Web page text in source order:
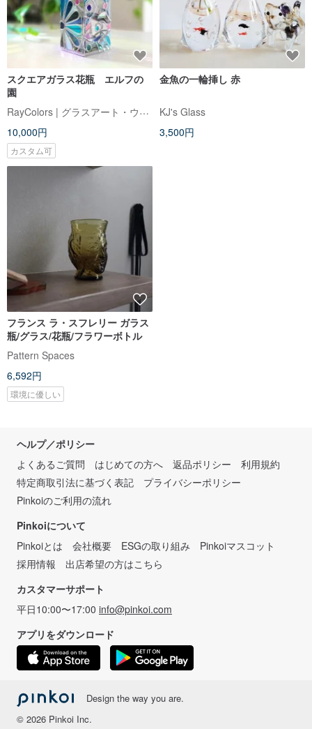
スクエアガラス花瓶 エルフの
園
RayColors | グラスアート・ウインドウアート工房
10,000円
カスタム可
金魚の一輪挿し 赤
KJ's Glass
3,500円
フランス ラ・スフレリー ガラス
瓶/グラス/花瓶/フラワーボトル
Pattern Spaces
6,592円
環境に優しい
ヘルプ／ポリシー
よくあるご質問
はじめての方へ 返品ポリシー
利用規約
特定商取引法に基づく表記
プライバシーポリシー
Pinkoiのご利用の流れ
Pinkoiについて
Pinkoiとは
会社概要 ESGの取り組み
Pinkoiマスコット
採用情報
出店希望の方はこちら
カスタマーサポート
平日10:00〜17:00 info@pinkoi.com
アプリをダウンロード
Design the way you are.
© 2026 Pinkoi Inc.